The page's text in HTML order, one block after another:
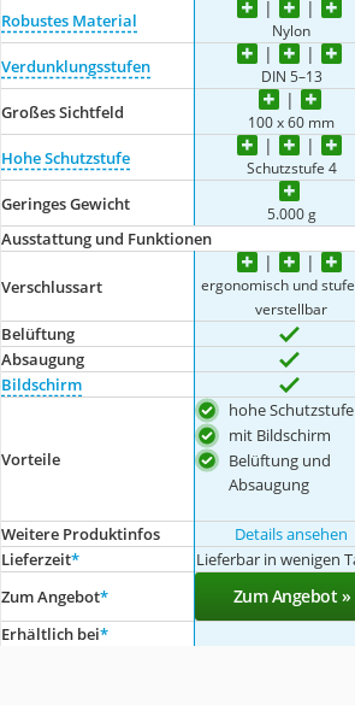
Robustes Material
Nylon
Verdunklungsstufen DIN 5–13
Großes Sichtfeld 100 x 60 mm
Hohe Schutzstufe Schutzstufe 4
Geringes Gewicht 5.000 g
Ausstattung und Funktionen
Verschlussart
ergonomisch und
verstellbar
Belüftung
Absaugung
Bildschirm
Vorteile
hohe Schutzstufe
mit Bildschirm
Belüftung und
Absaugung
Weitere Produktinfos Details ansehen
Lieferzeit* Lieferbar in wenigen
Zum Angebot* Zum Angebot »
Erhältlich bei*